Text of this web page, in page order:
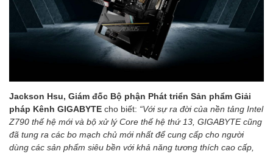
Jackson Hsu, Giám đốc Bộ phận Phát triển Sản phẩm Giải
pháp Kênh GIGABYTE cho biết: “Với sự ra đời của nền tảng Intel
Z790 thế hệ mới và bộ xử lý Core thế hệ thứ 13, GIGABYTE cũng
đã tung ra các bo mạch chủ mới nhất để cung cấp cho người
dùng các sản phẩm siêu bền với khả năng tương thích cao cấp,